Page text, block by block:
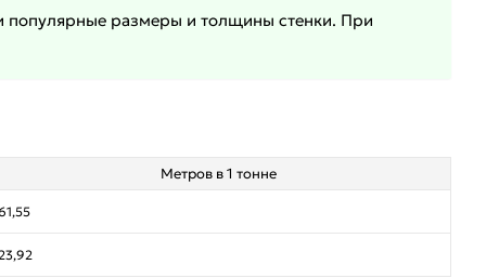
популярные размеры и толщины стенки. При
Метров в 1 тонне